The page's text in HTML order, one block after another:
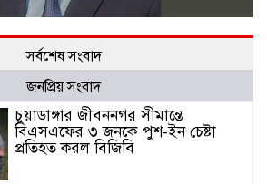
সর্বশেষ সংবাদ
জনপ্রিয় সংবাদ
চুয়াডাঙ্গার জীবননগর সীমান্তে
বিএসএফের ৩ জনকে পুশ-ইন চেষ্টা
প্রতিহত করল বিজিবি